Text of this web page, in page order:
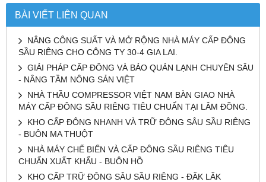
BÀI VIẾT LIÊN QUAN
NÂNG CÔNG SUẤT VÀ MỞ RỘNG NHÀ MÁY CẤP ĐÔNG
SẦU RIÊNG CHO CÔNG TY 30-4 GIA LAI.
GIẢI PHÁP CẤP ĐÔNG VÀ BẢO QUẢN LẠNH CHUYÊN SÂU
- NÂNG TẦM NÔNG SẢN VIỆT
NHÀ THẦU COMPRESSOR VIỆT NAM BÀN GIAO NHÀ
MÁY CẤP ĐÔNG SẦU RIÊNG TIÊU CHUẨN TẠI LÂM ĐỒNG.
KHO CẤP ĐÔNG NHANH VÀ TRỮ ĐÔNG SÂU SẦU RIÊNG
- BUÔN MA THUỘT
NHÀ MÁY CHẾ BIẾN VÀ CẤP ĐÔNG SẦU RIÊNG TIÊU
CHUẨN XUẤT KHẨU - BUÔN HỒ
KHO CẤP TRỮ ĐÔNG SÂU SẦU RIÊNG - ĐĂK LĂK